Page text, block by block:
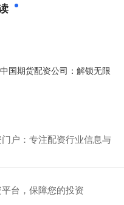
国期货配资公司：解锁无限
户：专注配资行业信息与
台，保障您的投资